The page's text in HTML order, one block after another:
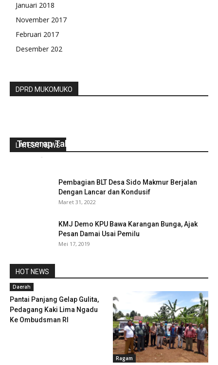
Januari 2018
November 2017
Februari 2017
Desember 202
DPRD MUKOMUKO
LATEST NEWS
Terserap Tahun 2021
-
Pembagian BLT Desa Sido Makmur Berjalan
Dengan Lancar dan Kondusif
Maret 31, 2022
KMJ Demo KPU Bawa Karangan Bunga, Ajak
Pesan Damai Usai Pemilu
Mei 17, 2019
HOT NEWS
Daerah
Pantai Panjang Gelap Gulita,
Pedagang Kaki Lima Ngadu
Ke Ombudsman RI
Ragam